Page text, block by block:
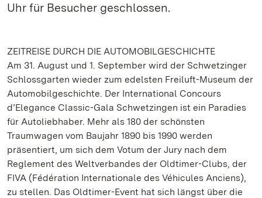
Uhr für Besucher geschlossen.
ZEITREISE DURCH DIE AUTOMOBILGESCHICHTE
Am 31. August und 1. September wird der Schwetzinger
Schlossgarten wieder zum edelsten Freiluft-Museum der
Automobilgeschichte. Der International Concours
d’Elegance Classic-Gala Schwetzingen ist ein Paradies
für Autoliebhaber. Mehr als 180 der schönsten
Traumwagen vom Baujahr 1890 bis 1990 werden
präsentiert, um sich dem Votum der Jury nach dem
Reglement des Weltverbandes der Oldtimer-Clubs, der
FIVA (Fédération Internationale des Véhicules Anciens),
zu stellen. Das Oldtimer-Event hat sich längst über die